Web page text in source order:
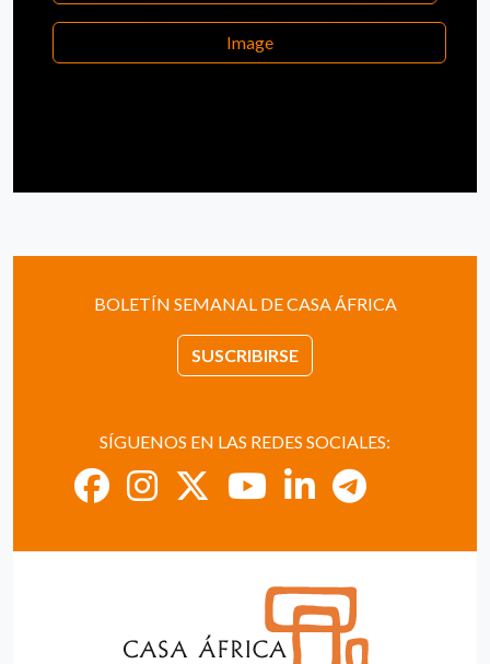
Image
BOLETÍN SEMANAL DE CASA ÁFRICA
SUSCRIBIRSE
SÍGUENOS EN LAS REDES SOCIALES: